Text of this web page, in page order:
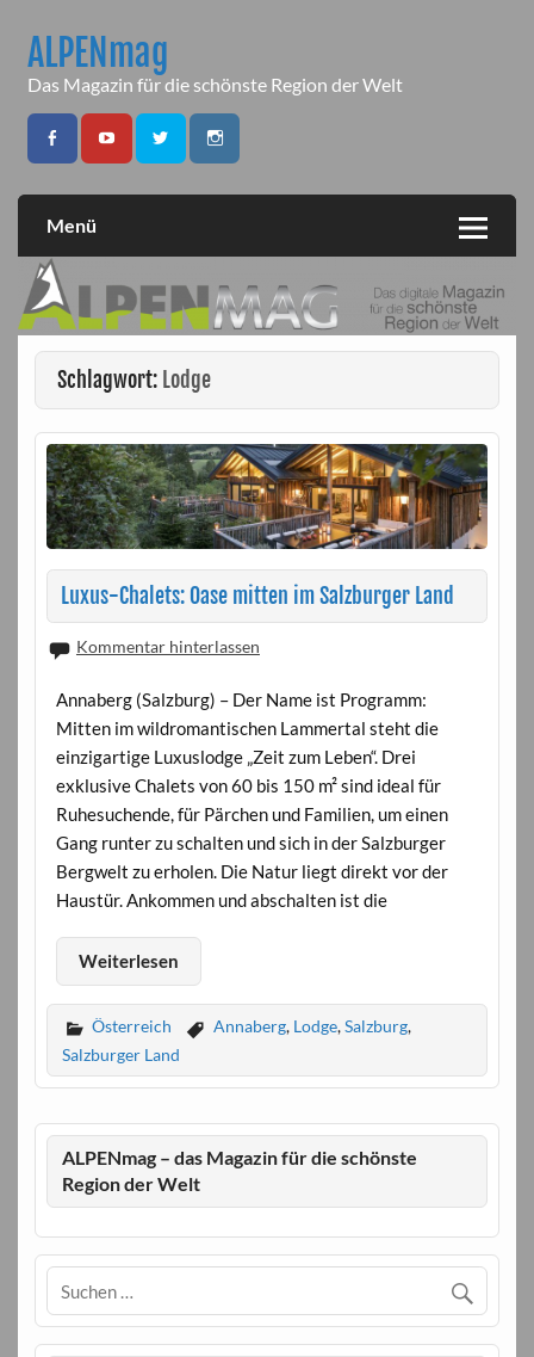
contentALPENmag
Das Magazin für die schönste Region der Welt
Menü
Schlagwort: Lodge
Luxus-Chalets: Oase mitten im Salzburger Land
Kommentar hinterlassen
Annaberg (Salzburg) – Der Name ist Programm:
Mitten im wildromantischen Lammertal steht die
einzigartige Luxuslodge „Zeit zum Leben“. Drei
exklusive Chalets von 60 bis 150 m² sind ideal für
Ruhesuchende, für Pärchen und Familien, um einen
Gang runter zu schalten und sich in der Salzburger
Bergwelt zu erholen. Die Natur liegt direkt vor der
Haustür. Ankommen und abschalten ist die
Weiterlesen
Österreich Annaberg, Lodge,Salzburg,
Salzburger Land
ALPENmag – das Magazin für die schönste
Region der Welt